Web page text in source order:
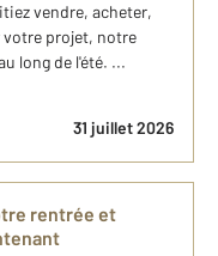
vendre, acheter,
projet, notre
long de l'été. ...
31 juillet 2026
rentrée et